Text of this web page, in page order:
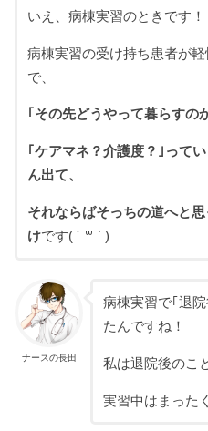
いえ、病棟実習のときです！
病棟実習の受け持ち患者が軽
で、
｢その先どうやって暮らすの
｢ケアマネ？介護度？｣って
ん出て、
それならばそっちの道へと
けです( ´ ꒳ ` )
ナースの長田
病棟実習で｢退
たんですね！
私は退院後のこ
実習中はまった